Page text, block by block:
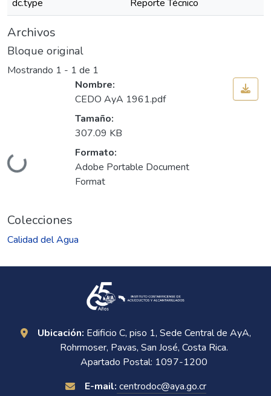
dc.type
Reporte Técnico
Archivos
Bloque original
Mostrando 1 - 1 de 1
Cargando...
Nombre:
CEDO AyA 1961.pdf
Tamaño:
307.09 KB
Formato:
Adobe Portable Document
Format
Colecciones
Calidad del Agua
Ubicación: Edificio C, piso 1, Sede Central de AyA,
Rohrmoser, Pavas, San José, Costa Rica.
Apartado Postal: 1097-1200
E-mail: centrodoc@aya.go.cr